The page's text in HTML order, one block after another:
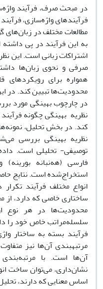
در مبحث صرف، فرآیند
فرآیندهای واژه‌سازی،
مطالعات مختلف در زبان‌های
به این فرآیند در پی
اشتراکات زبانی است. این
صرفی و نحوی زبان‌ها
همواره برای رویکردهای
محدودیت‌ها تبیین کند. در
در چارچوب بهینگی مورد
کند. در بخش تحلیل،
نظریه بهینگی بررسی
توصیفی- تحلیلی است.
فارسی (هه‌نبانه
استخراج‌شده است. نتایج
انواع مختلف فرآیند
ساختاری خاصی که دارد،
محدودیت‌ها در هر نوع
سلسله‌مراتب خاص خود را
فرآیند بسته به ساختار
مرتبه­بندی آن‌ها نیز
آن‌ها است. با
نشان‌داری، می‌توان ساخت
اساس معنایی که دارند،